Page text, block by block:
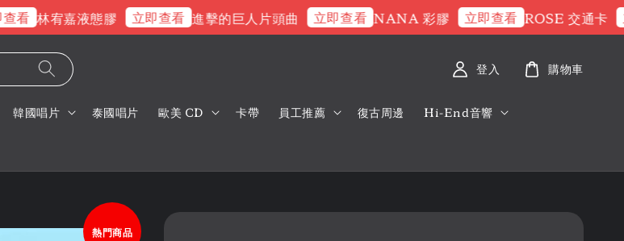
林宥嘉液態膠 立即查看 進擊的巨人片頭曲 立即查看 NANA 彩膠 立即查看 ROSE 交通卡 立即
韓國唱片 泰國唱片 歐美 CD 卡帶 員工推薦 復古周邊 Hi-End音響
登入 購物車
熱門商品